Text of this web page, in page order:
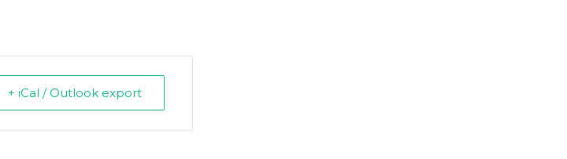
+ iCal / Outlook export